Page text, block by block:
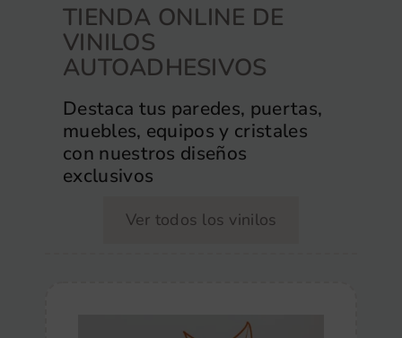
TIENDA ONLINE DE
VINILOS
AUTOADHESIVOS
Destaca tus paredes, puertas,
muebles, equipos y cristales
con nuestros diseños
exclusivos
Ver todos los vinilos